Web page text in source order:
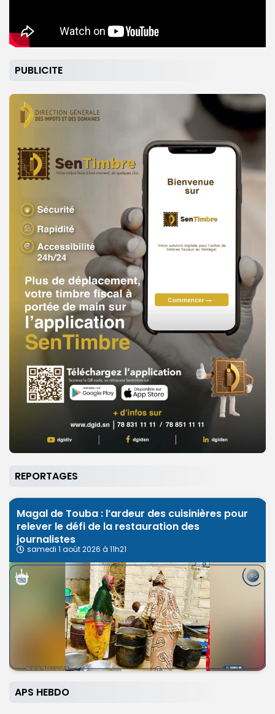
PUBLICITE
REPORTAGES
Magal de Touba : l’ardeur des cuisinières pour
relever le défi de la restauration des
journalistes
samedi 1 août 2026 à 11h21
APS HEBDO